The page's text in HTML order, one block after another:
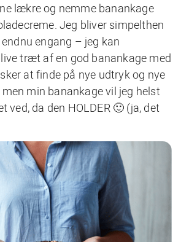
lækre og nemme banankage
Jeg bliver simpelthen
engang – jeg kan
træt af en god banankage med
at finde på nye udtryk og nye
min banankage vil jeg helst
ved, da den HOLDER 🙂 (ja, det